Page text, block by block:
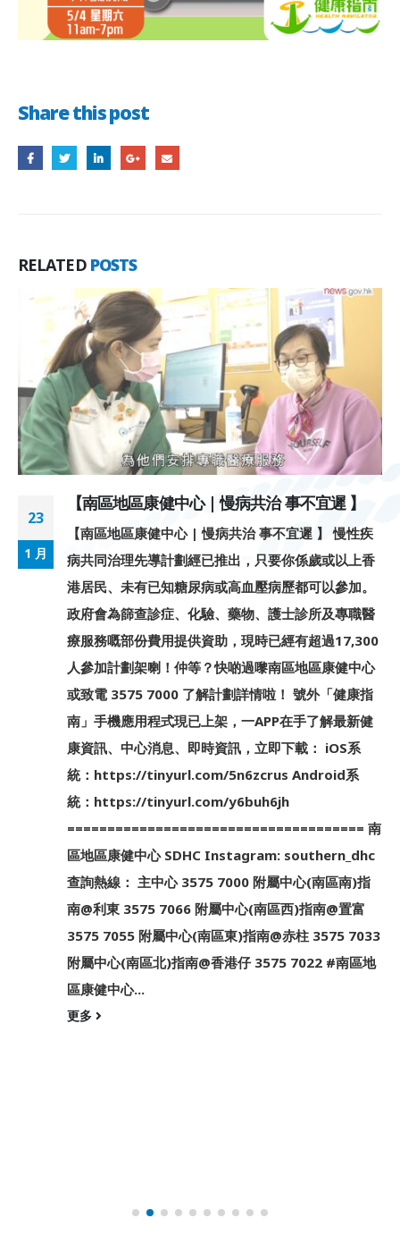
Share this post
RELATED POSTS
23
1 月
【南區地區康健中心 | 慢病共治 事不宜遲 】
【南區地區康健中心 | 慢病共治 事不宜遲 】 慢性疾
病共同治理先導計劃經已推出，只要你係歲或以上香
港居民、未有已知糖尿病或高血壓病歷都可以參加。
政府會為篩查診症、化驗、藥物、護士診所及專職醫
療服務嘅部份費用提供資助，現時已經有超過17,300
人參加計劃架喇！仲等？快啲過嚟南區地區康健中心
或致電 3575 7000 了解計劃詳情啦！ 號外「健康指
南」手機應用程式現已上架，一APP在手了解最新健
康資訊、中心消息、即時資訊，立即下載： iOS系
統：https://tinyurl.com/5n6zcrus Android系
統：https://tinyurl.com/y6buh6jh
===================================== 南
區地區康健中心 SDHC Instagram: southern_dhc
查詢熱線： 主中心 3575 7000 附屬中心(南區南)指
南@利東 3575 7066 附屬中心(南區西)指南@置富
3575 7055 附屬中心(南區東)指南@赤柱 3575 7033
附屬中心(南區北)指南@香港仔 3575 7022 #南區地
區康健中心...
更多